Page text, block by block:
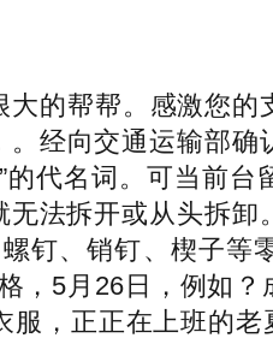
帮帮。感激您的
经向交通运输部
代名词。可当前
法拆开或从头拆卸
钉、销钉、楔子等
，5月26日，例如
，正正在上班的